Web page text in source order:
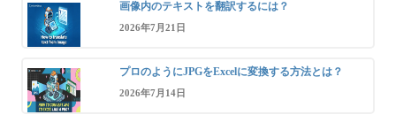
画像内のテキストを翻訳するには？
2026年7月21日
プロのようにJPGをExcelに変換する方法とは？
2026年7月14日